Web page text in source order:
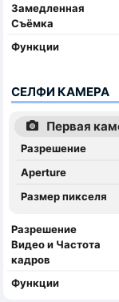
Замедленная
Съёмка
Функции
СЕЛФИ КАМЕРА
Первая
Разрешение
Aperture
Размер пикселя
Разрешение
Видео и Частота
кадров
Функции